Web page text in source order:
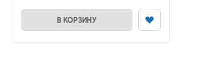
В КОРЗИНУ